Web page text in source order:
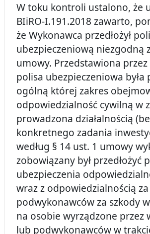
W toku kontroli ustalono, że
BIiRO-I.191.2018 zawarto,
że Wykonawca przedłożył
ubezpieczeniową niezgodną
umowy. Przedstawiona
polisa ubezpieczeniowa była
ogólną której zakres
odpowiedzialność cywilną w
prowadzona działalnością
konkretnego zadania
według § 14 ust. 1 umowy
zobowiązany był przedłożyć
ubezpieczenia
wraz z odpowiedzialnością za
podwykonawców za szkody
na osobie wyrządzone przez
lub podwykonawców w